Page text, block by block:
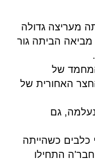
מעריצה גדולה
הביתה גור
של
האחורית של
גם
כלבים כשהייתה
התחילו